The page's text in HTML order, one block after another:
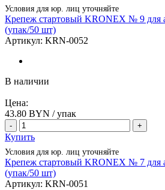
Условия для юр. лиц уточняйте
Крепеж стартовый KRONEX № 9
(упак/50 шт)
Артикул: KRN-0052
В наличии
Цена:
43.80 BYN / упак
- +
Купить
Условия для юр. лиц уточняйте
Крепеж стартовый KRONEX № 7
(упак/50 шт)
Артикул: KRN-0051